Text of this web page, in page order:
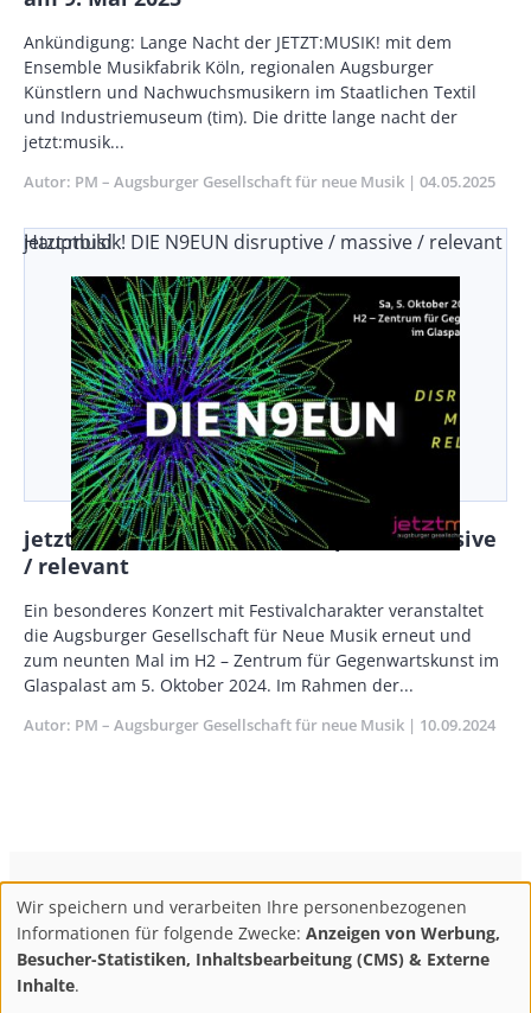
Body
Ankündigung: Lange Nacht der JETZT:MUSIK! mit dem
Ensemble Musikfabrik Köln, regionalen Augsburger
Künstlern und Nachwuchsmusikern im Staatlichen Textil
und Industriemuseum (tim). Die dritte lange nacht der
jetzt:musik...
Autor PM – Augsburger Gesellschaft für neue Musik 04.05.2025
jetzt:musik! DIE N9EUN disruptive / massive / relevant
Hauptbild
jetzt:musik! DIE N9EUN disruptive / massive
/ relevant
Body
Ein besonderes Konzert mit Festivalcharakter veranstaltet
die Augsburger Gesellschaft für Neue Musik erneut und
zum neunten Mal im H2 – Zentrum für Gegenwartskunst im
Glaspalast am 5. Oktober 2024. Im Rahmen der...
Autor PM – Augsburger Gesellschaft für neue Musik 10.09.2024
Footer
ConBrio Kulturmedienhaus AGB
Datenschutz
Impressum
Info & Kontakt
Abo kündigen / Widerruf der Bestellung
Use
of
personal
Wir speichern und verarbeiten Ihre personenbezogenen
Informationen für folgende Zwecke: Anzeigen von Werbung,
Besucher-Statistiken, Inhaltsbearbeitung (CMS) & Externe
Inhalte.